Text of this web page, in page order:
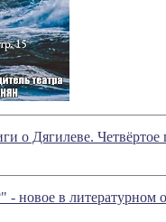
о Дягилеве.
- новое в